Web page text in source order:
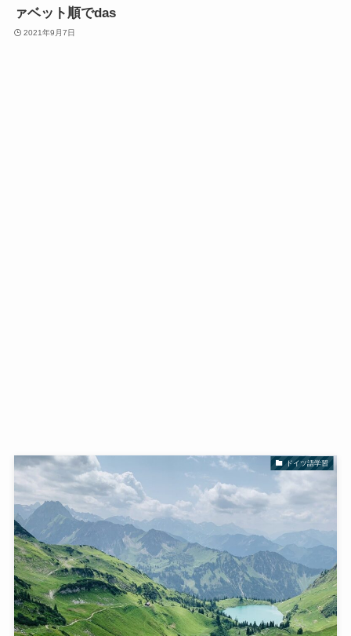
ァベット順でdas
2021年9月7日
ドイツ語学習